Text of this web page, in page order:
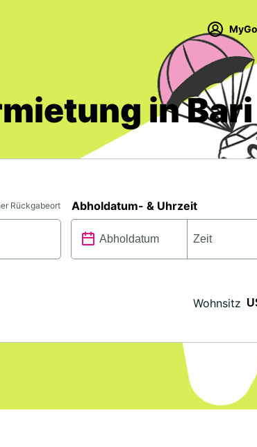
in Bari
Rückgabeort Abholdatum- & Uhrzeit
Wohnsitz